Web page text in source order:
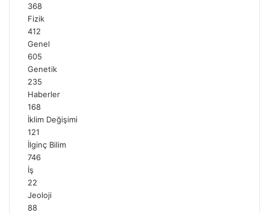
368
Fizik
412
Genel
605
Genetik
235
Haberler
168
İklim Değişimi
121
İlginç Bilim
746
İş
22
Jeoloji
88